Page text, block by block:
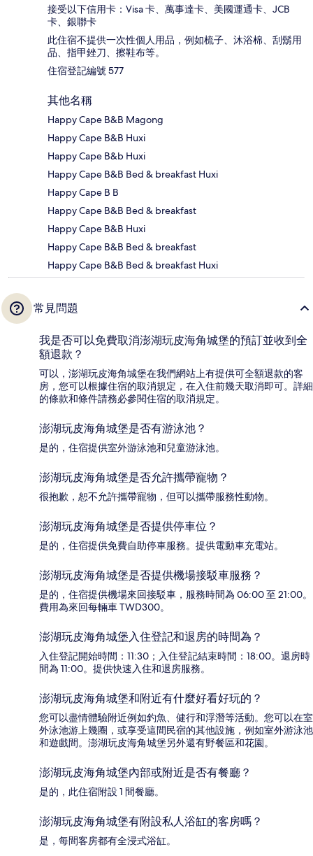
接受以下信用卡：Visa 卡、萬事達卡、美國運通卡、JCB
卡、銀聯卡
此住宿不提供一次性個人用品，例如梳子、沐浴棉、刮鬍用
品、指甲銼刀、擦鞋布等。
住宿登記編號 577
其他名稱
Happy Cape B&B Magong
Happy Cape B&B Huxi
Happy Cape B&b Huxi
Happy Cape B&B Bed & breakfast Huxi
Happy Cape B B
Happy Cape B&B Bed & breakfast
Happy Cape B&B Huxi
Happy Cape B&B Bed & breakfast
Happy Cape B&B Bed & breakfast Huxi
常見問題
我是否可以免費取消澎湖玩皮海角城堡的預訂並收到全
額退款？
可以，澎湖玩皮海角城堡在我們網站上有提供可全額退款的客
房，您可以根據住宿的取消規定，在入住前幾天取消即可。詳細
的條款和條件請務必參閱住宿的取消規定。
澎湖玩皮海角城堡是否有游泳池？
是的，住宿提供室外游泳池和兒童游泳池。
澎湖玩皮海角城堡是否允許攜帶寵物？
很抱歉，恕不允許攜帶寵物，但可以攜帶服務性動物。
澎湖玩皮海角城堡是否提供停車位？
是的，住宿提供免費自助停車服務。提供電動車充電站。
澎湖玩皮海角城堡是否提供機場接駁車服務？
是的，住宿提供機場來回接駁車，服務時間為 06:00 至 21:00。
費用為來回每輛車 TWD300。
澎湖玩皮海角城堡入住登記和退房的時間為？
入住登記開始時間：11:30；入住登記結束時間：18:00。退房時
間為 11:00。提供快速入住和退房服務。
澎湖玩皮海角城堡和附近有什麼好看好玩的？
您可以盡情體驗附近例如釣魚、健行和浮潛等活動。您可以在室
外泳池游上幾圈，或享受這間民宿的其他設施，例如室外游泳池
和遊戲間。澎湖玩皮海角城堡另外還有野餐區和花園。
澎湖玩皮海角城堡內部或附近是否有餐廳？
是的，此住宿附設 1 間餐廳。
澎湖玩皮海角城堡有附設私人浴缸的客房嗎？
是，每間客房都有全浸式浴缸。